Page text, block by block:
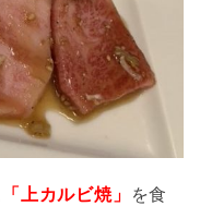
「上カルビ焼」
を食